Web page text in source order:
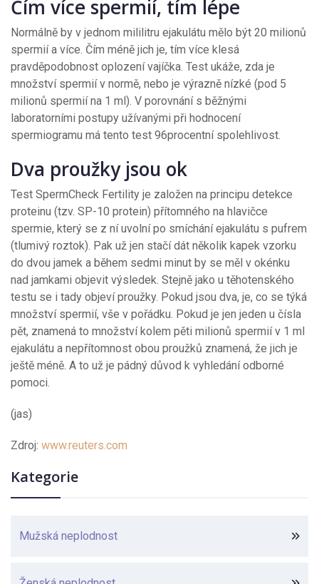
Čím více spermií, tím lépe
Normálně by v jednom mililitru ejakulátu mělo být 20 milionů
spermií a více. Čím méně jich je, tím více klesá
pravděpodobnost oplození vajíčka. Test ukáže, zda je
množství spermií v normě, nebo je výrazně nízké (pod 5
milionů spermií na 1 ml). V porovnání s běžnými
laboratorními postupy užívanými při hodnocení
spermiogramu má tento test 96procentní spolehlivost.
Dva proužky jsou ok
Test SpermCheck Fertility je založen na principu detekce
proteinu (tzv. SP-10 protein) přítomného na hlavičce
spermie, který se z ní uvolní po smíchání ejakulátu s pufrem
(tlumivý roztok). Pak už jen stačí dát několik kapek vzorku
do dvou jamek a během sedmi minut by se měl v okénku
nad jamkami objevit výsledek. Stejně jako u těhotenského
testu se i tady objeví proužky. Pokud jsou dva, je, co se týká
množství spermií, vše v pořádku. Pokud je jen jeden u čísla
pět, znamená to množství kolem pěti milionů spermií v 1 ml
ejakulátu a nepřítomnost obou proužků znamená, že jich je
ještě méně. A to už je pádný důvod k vyhledání odborné
pomoci.
(jas)
Zdroj: www.reuters.com
Kategorie
Mužská neplodnost